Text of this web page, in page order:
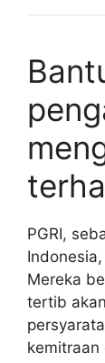
PGRI,
Mereka
tertib